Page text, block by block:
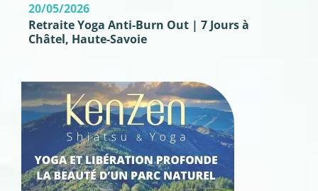
20/05/2026
Retraite Yoga Anti-Burn Out | 7 Jours à
Châtel, Haute-Savoie